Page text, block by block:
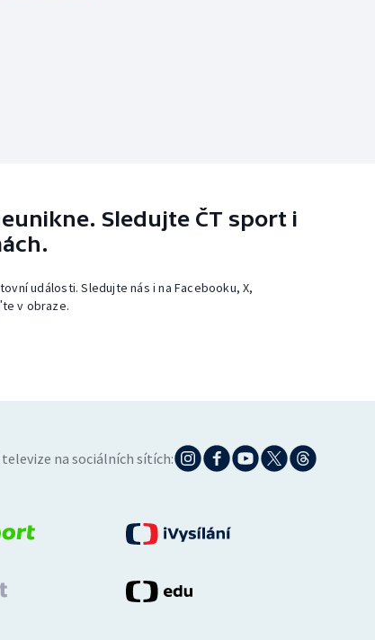
Sledujte ČT sport i
události. Sledujte nás i na Facebooku, X,
v obraze.
televize na sociálních sítích: